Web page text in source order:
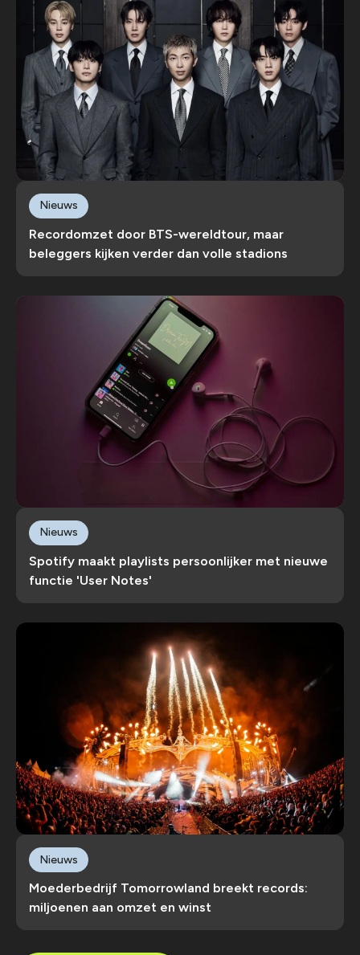
Recordomzet door BTS-wereldtour, maar
beleggers kijken verder dan volle stadions
Nieuws
Spotify maakt playlists persoonlijker met nieuwe
functie 'User Notes'
Nieuws
Moederbedrijf Tomorrowland breekt records:
miljoenen aan omzet en winst
Nieuws